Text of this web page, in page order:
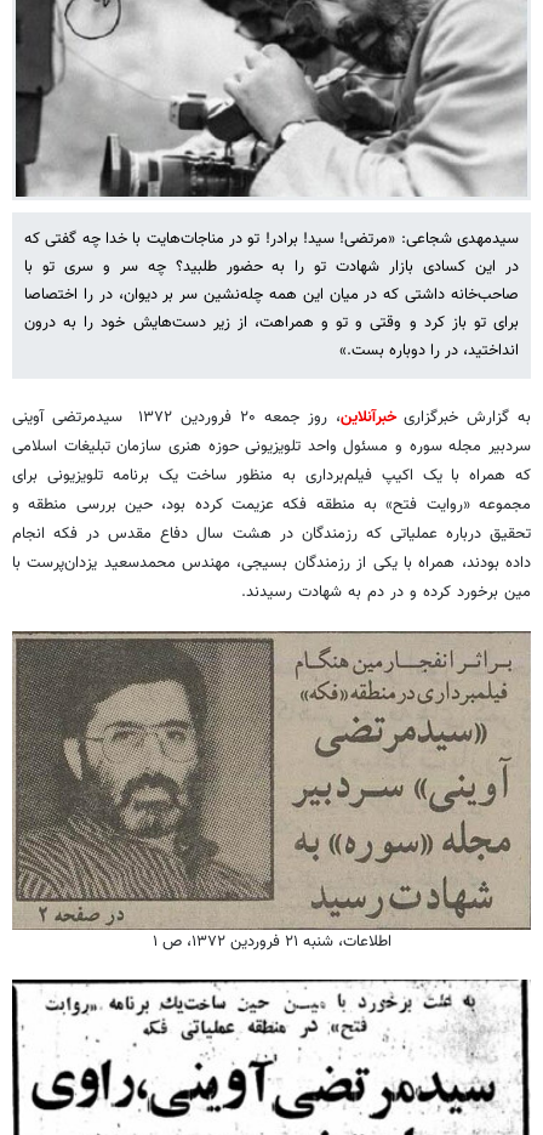
سیدمهدی شجاعی: «مرتضی! سید! برادر! تو در مناجات‌هایت با خدا چه گفتی که
در این کسادی بازار شهادت تو را به حضور طلبید؟ چه سر و سری تو با
صاحب‌خانه داشتی که در میان این همه چله‌نشین سر بر دیوان، در را اختصاصا
برای تو باز کرد و وقتی و تو و همراهت، از زیر دست‌هایش خود را به درون
انداختید، در را دوباره بست.»
به گزارش خبرگزاریخبرآنلاین
، روز جمعه ۲۰ فروردین ۱۳۷۲ سیدمرتضی آوینی
سردبیر مجله سوره و مسئول واحد تلویزیونی حوزه هنری سازمان تبلیغات اسلامی
که همراه با یک اکیپ فیلم‌برداری به منظور ساخت یک برنامه تلویزیونی برای
مجموعه «روایت فتح» به منطقه فکه عزیمت کرده بود، حین بررسی منطقه و
تحقیق درباره عملیاتی که رزمندگان در هشت سال دفاع مقدس در فکه انجام
داده بودند، همراه با یکی از رزمندگان بسیجی، مهندس محمدسعید یزدان‌پرست با
مین برخورد کرده و در دم به شهادت رسیدند.
اطلاعات، شنبه ۲۱ فروردین ۱۳۷۲، ص ۱